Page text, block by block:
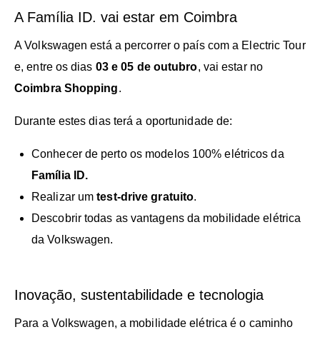
A Família ID. vai estar em Coimbra
A Volkswagen está a percorrer o país com a Electric Tour
e, entre os dias 03 e 05 de outubro, vai estar no
Coimbra Shopping.
Durante estes dias terá a oportunidade de:
Conhecer de perto os modelos 100% elétricos da
Família ID.
Realizar umtest-drive gratuito.
Descobrir todas as vantagens da mobilidade elétrica
da Volkswagen.
Inovação, sustentabilidade e tecnologia
Para a Volkswagen, a mobilidade elétrica é o caminho